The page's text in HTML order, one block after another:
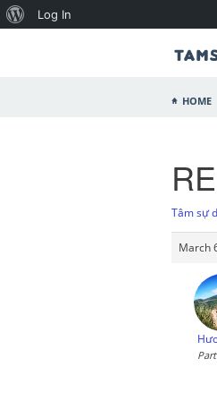
Home
Tâm sự
March
Log In